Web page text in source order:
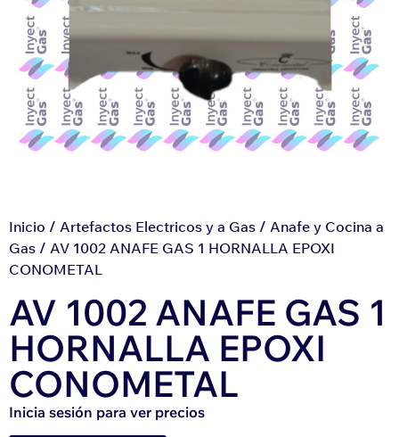
Inicio / Artefactos Electricos y a Gas / Anafe y Cocina a
Gas / AV 1002 ANAFE GAS 1 HORNALLA EPOXI
CONOMETAL
AV 1002 ANAFE GAS 1
HORNALLA EPOXI
CONOMETAL
Inicia sesión para ver precios